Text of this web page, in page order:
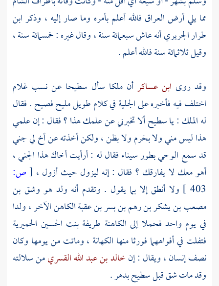
مما يليأرض العراق فالله أعلم بأمره وما صار إليه ، وذكرابن
طرار الجريريأنه عاش سبعمائة سنة ، وقال غيره : خمسمائة سنة ،
وقيل ثلاثمائة سنة فالله أعلم .
وقد روى ابن عساكرأن ملكا سأل سطيحا عن نسب غلام
اختلف فيه فأخبره على الجلية في كلام طويل مليح فصيح . فقال
له الملك : ياسطيحألا تخبرني عن علمك هذا ؟ فقال : إن علمي
هذا ليس مني ولا بخرم ولا بظن ، ولكن أخذته عن أخ لي جني
قد سمع الوحيبطور سيناءفقال له : أرأيت أخاك هذا الجني ،
أهو معك لا يفارقك ؟ فقال : إنه ليزول حيث أزول ، [ص:
403 ] ولا أنطق إلا بما يقول . وتقدم أنه ولد هو وشق بن
مصعب بن يشكر بن رهم بن بسر بن عقبة الكاهن الآخر ،ولدا
في يوم واحد فحملا إلى الكاهنة طريفة بنت الحسين الحميرية
فتفلت في أفواههما فورثا منها الكهانة ، وماتت من يومها وكان
نصف إنسان ، ويقال : إنخالد بن عبد الله القسريمن سلالته
وقد مات شق قبلسطيحبدهر .